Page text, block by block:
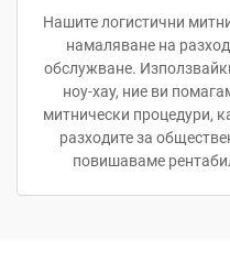
Нашите логистични
намаляване на
обслужване.
ноу-хау, ние ви
митнически процедури,
разходите за
повишаваме